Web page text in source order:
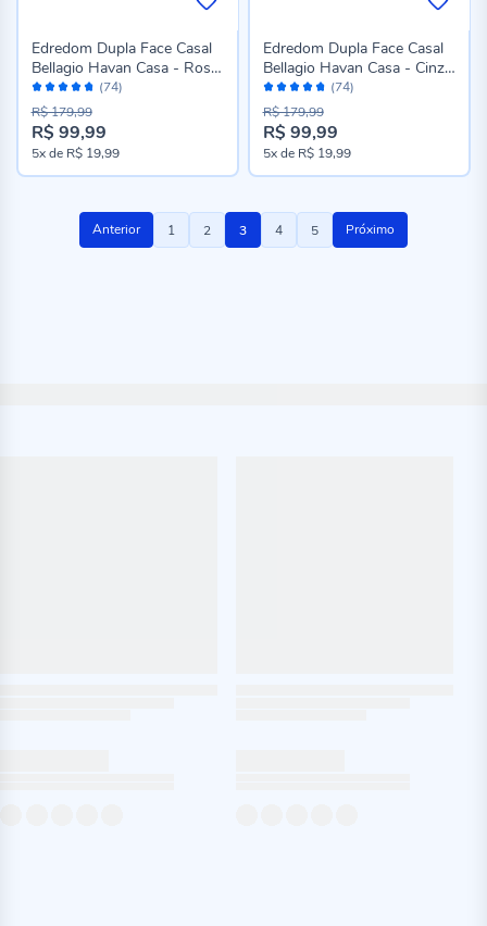
Avaliação:
94%
(74)
Edredom Dupla Face Casal
Bellagio Havan Casa - Rosa
Poema
Preço
especial
R$ 99,99
R$ 179,99
5xde R$ 19,99
Avaliação:
94%
(74)
Edredom Dupla Face Casal
Bellagio Havan Casa - Cinza
Lunar
Preço
especial
R$ 99,99
R$ 179,99
5xde R$ 19,99
Página
Anterior Página
1 Página
2
Você
3 Página
4 Página
5 Próximo